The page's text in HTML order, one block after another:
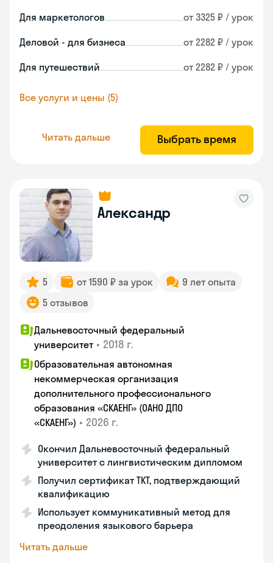
Для маркетологов от 3325 ₽ / урок
Деловой - для бизнеса от 2282 ₽ / урок
Для путешествий от 2282 ₽ / урок
Все услуги и цены (5)
Читать дальше Выбрать время
Александр
5 от 1590 ₽ за урок
9 лет опыта
5 отзывов
Дальневосточный федеральный
университет • 2018 г.
Образовательная автономная
некоммерческая организация
дополнительного профессионального
образования «СКАЕНГ» (ОАНО ДПО
«СКАЕНГ») • 2026 г.
Окончил Дальневосточный федеральный
университет с лингвистическим дипломом
Получил сертификат TKT, подтверждающий
квалификацию
Использует коммуникативный метод для
преодоления языкового барьера
Читать дальше